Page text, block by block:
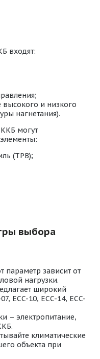
входят:
высокого и низкого
нагнетания).
могут
(ТРВ);
выбора
параметр зависит от
нагрузки.
широкий
ECC-10, ECC-14, ECC-
– электропитание,
климатические
объекта при